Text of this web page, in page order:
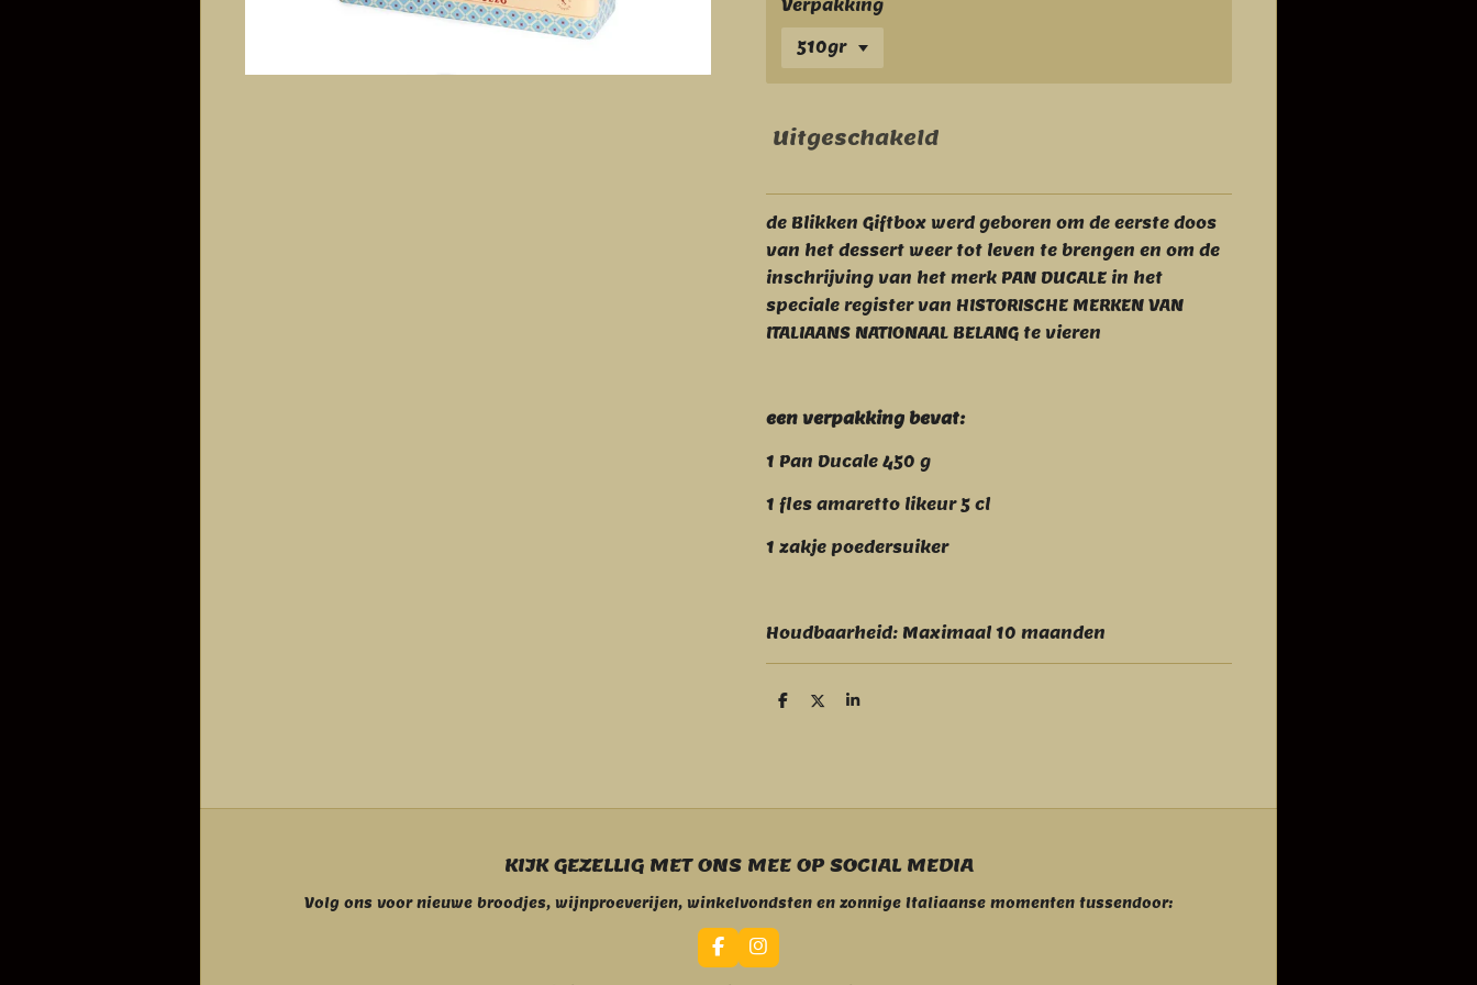
Verpakking
Uitgeschakeld
de Blikken Giftbox werd geboren om de eerste doos
van het dessert weer tot leven te brengen en om de
inschrijving van het merk PAN DUCALE in het
speciale register van HISTORISCHE MERKEN VAN
ITALIAANS NATIONAAL BELANG te vieren
een verpakking bevat:
1 Pan Ducale 450 g
1 fles amaretto likeur 5 cl
1 zakje poedersuiker
Houdbaarheid: Maximaal 10 maanden
D
D
S
KIJK GEZELLIG MET ONS MEE OP SOCIAL MEDIA
Volg ons voor nieuwe broodjes, wijnproeverijen, winkelvondsten en zonnige Italiaanse momenten tussendoor:
F
a
I
n